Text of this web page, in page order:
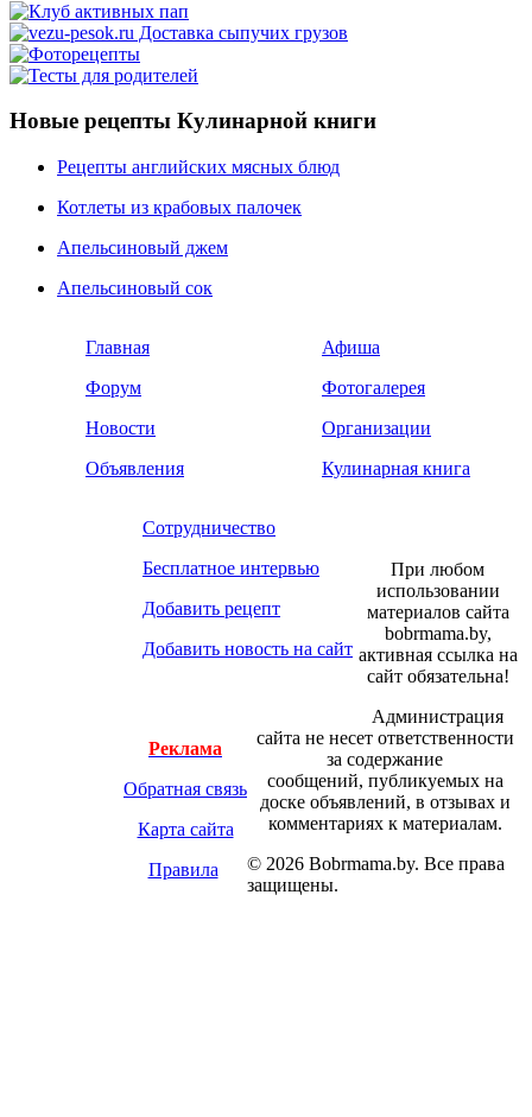
Новые рецепты Кулинарной книги
Рецепты английских мясных блюд
Котлеты из крабовых палочек
Апельсиновый джем
Апельсиновый сок
Главная
Форум
Новости
Объявления
Афиша
Фотогалерея
Организации
Кулинарная книга
Сотрудничество
Бесплатное интервью
Добавить рецепт
Добавить новость на сайт
Реклама
Обратная связь
Карта сайта
Правила
При любом
использовании
материалов сайта
bobrmama.by,
активная ссылка на
сайт обязательна!
Администрация
сайта не несет ответственности
за содержание
сообщений, публикуемых на
доске объявлений, в отзывах и
комментариях к материалам.
© 2026 Bobrmama.by. Все права
защищены.